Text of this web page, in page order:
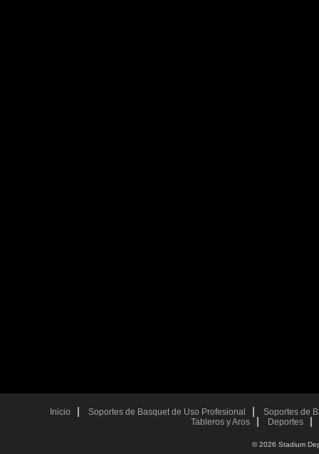
Inicio Soportes de Basquet de Uso Profesional
Soportes de
Tableros y Aros
Deportes
© 2026 Stadium